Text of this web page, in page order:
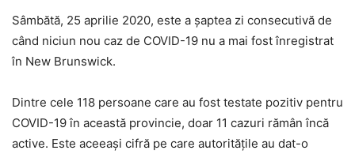
Sâmbătă, 25 aprilie 2020, este a șaptea zi consecutivă de
când niciun nou caz de COVID-19 nu a mai fost înregistrat
în New Brunswick.
Dintre cele 118 persoane care au fost testate pozitiv pentru
COVID-19 în această provincie, doar 11 cazuri rămân încă
active. Este aceeași cifră pe care autoritățile au dat-o